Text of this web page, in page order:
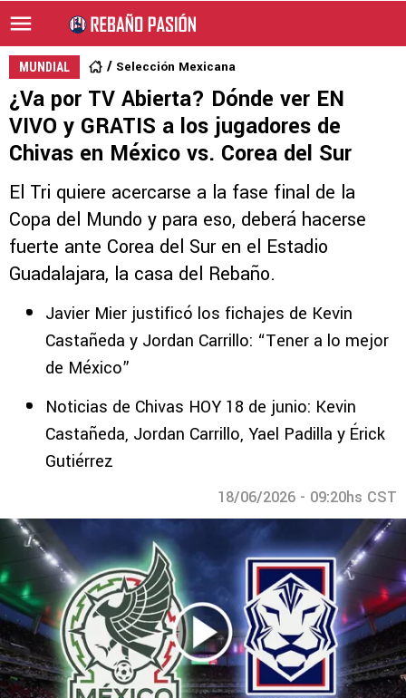
MUNDIAL Selección Mexicana
¿Va por TV Abierta? Dónde ver EN
VIVO y GRATIS a los jugadores de
Chivas en México vs. Corea del Sur
El Tri quiere acercarse a la fase final de la
Copa del Mundo y para eso, deberá hacerse
fuerte ante Corea del Sur en el Estadio
Guadalajara, la casa del Rebaño.
Javier Mier justificó los fichajes de Kevin
Castañeda y Jordan Carrillo: “Tener a lo mejor
de México”
Noticias de Chivas HOY 18 de junio: Kevin
Castañeda, Jordan Carrillo, Yael Padilla y Érick
Gutiérrez
18/06/2026 - 09:20hs CST